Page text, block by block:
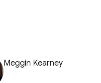
Meggin Kearney